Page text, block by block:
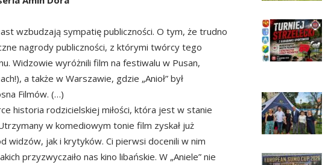
wzbudzają sympatię publiczności. O tym, że trudno
nagrody publiczności, z którymi twórcy tego
Widzowie wyróżnili film na festiwalu w Pusan,
a także w Warszawie, gdzie „Anioł” był
Filmów. (…)
historia rodzicielskiej miłości, która jest w stanie
w komediowym tonie film zyskał już
widzów, jak i krytyków. Ci pierwsi docenili w nim
przyzwyczaiło nas kino libańskie. W „Aniele” nie